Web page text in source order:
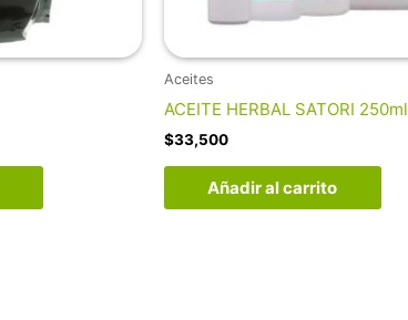
Aceites
ACEITE HERBAL SATORI 250ml
$33,500
Añadir al carrito